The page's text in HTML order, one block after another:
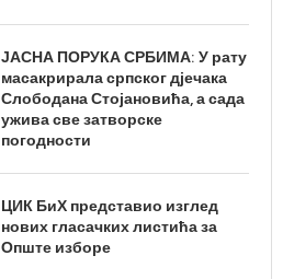
ЈАСНА ПОРУКА СРБИМА: У рату
масакрирала српског дјечака
Слободана Стојановића, а сада
ужива све затворске
погодности
ЦИК БиХ представио изглед
нових гласачких листића за
Опште изборе